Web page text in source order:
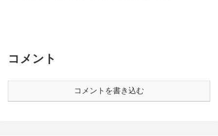
コメント
コメントを書き込む